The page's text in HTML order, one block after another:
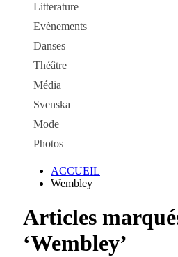
Litterature
Evènements
Danses
Théâtre
Média
Svenska
Mode
Photos
ACCUEIL
Wembley
Articles
‘Wembley’